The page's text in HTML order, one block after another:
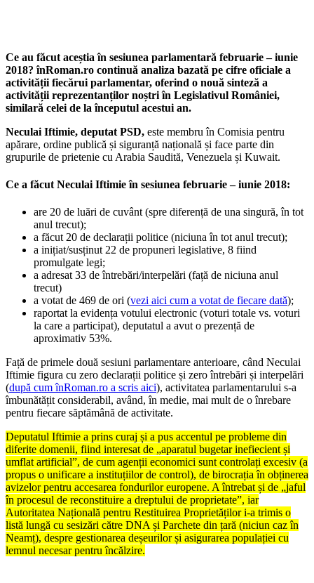
Ce au făcut aceștia în sesiunea parlamentară februarie – iunie
2018? înRoman.ro continuă analiza bazată pe cifre oficiale a
activității fiecărui parlamentar, oferind o nouă sinteză a
activității reprezentanților noștri în Legislativul României,
similară celei de la începutul acestui an.
Neculai Iftimie, deputat PSD, este membru în Comisia pentru
apărare, ordine publică și siguranță națională și face parte din
grupurile de prietenie cu Arabia Saudită, Venezuela și Kuwait.
Ce a făcut Neculai Iftimie în sesiunea februarie – iunie 2018:
are 20 de luări de cuvânt (spre diferență de una singură, în tot
anul trecut);
a făcut 20 de declarații politice (niciuna în tot anul trecut);
a inițiat/susținut 22 de propuneri legislative, 8 fiind
promulgate legi;
a adresat 33 de întrebări/interpelări (față de niciuna anul
trecut)
a votat de 469 de ori (vezi aici cum a votat de fiecare dată);
raportat la evidența votului electronic (voturi totale vs. voturi
la care a participat), deputatul a avut o prezență de
aproximativ 53%.
Față de primele două sesiuni parlamentare anterioare, când Neculai
Iftimie figura cu zero declarații politice și zero întrebări și interpelări
(după cum înRoman.ro a scris aici), activitatea parlamentarului s-a
îmbunătățit considerabil, având, în medie, mai mult de o înrebare
pentru fiecare săptămână de activitate.
Deputatul Iftimie a prins curaj și a pus accentul pe probleme din
diferite domenii, fiind interesat de „aparatul bugetar inefiecient și
umflat artificial”, de cum agenții economici sunt controlați excesiv (a
propus o unificare a instituțiilor de control), de birocrația în obținerea
avizelor pentru accesarea fondurilor europene. A întrebat și de „jaful
în procesul de reconstituire a dreptului de proprietate”, iar
Autoritatea Națională pentru Restituirea Proprietăților i-a trimis o
listă lungă cu sesizări către DNA și Parchete din țară (niciun caz în
Neamț), despre gestionarea deșeurilor și asigurarea populației cu
lemnul necesar pentru încălzire.